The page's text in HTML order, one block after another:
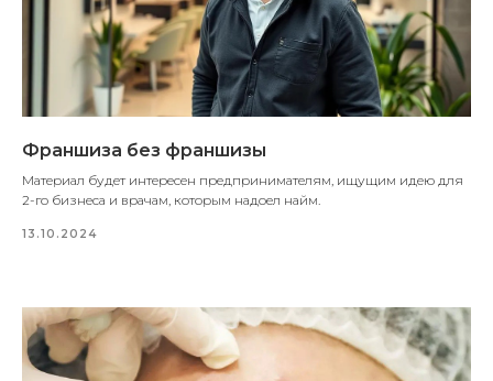
Франшиза без франшизы
Материал будет интересен предпринимателям, ищущим идею для
2-го бизнеса и врачам, которым надоел найм.
13.10.2024